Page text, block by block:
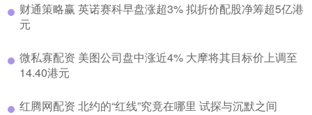
财通策略赢 英诺赛科早盘涨超3% 拟折价配股净筹超5亿港
元
微私寡配资 美图公司盘中涨近4% 大摩将其目标价上调至
14.40港元
红腾网配资 北约的“红线”究竟在哪里 试探与沉默之间